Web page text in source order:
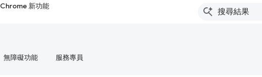
Chrome 新功能
無障礙功能 服務專員